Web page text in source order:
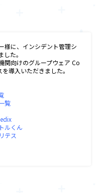
様に、インシデント管理シ
た。
関向けのグループウェア Co
導入いただきました。
覧
ルくん
テス